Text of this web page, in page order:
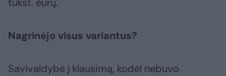
tūkst. eurų.
Nagrinėjo visus variantus?
Savivaldybė į klausimą, kodėl nebuvo